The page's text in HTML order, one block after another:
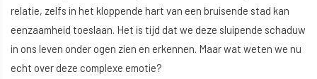
relatie, zelfs in het kloppende hart van een bruisende stad kan
eenzaamheid toeslaan. Het is tijd dat we deze sluipende schaduw
in ons leven onder ogen zien en erkennen. Maar wat weten we nu
echt over deze complexe emotie?